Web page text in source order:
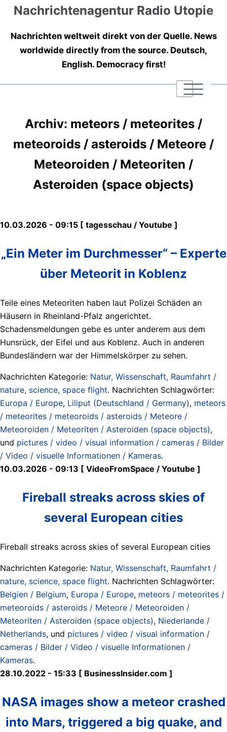
Nachrichtenagentur Radio Utopie
Nachrichten weltweit direkt von der Quelle. News
worldwide directly from the source. Deutsch,
English. Democracy first!
|
|
|
Archiv: meteors / meteorites /
meteoroids / asteroids / Meteore /
Meteoroiden / Meteoriten /
Asteroiden (space objects)
10.03.2026 - 09:15 [ tagesschau / Youtube ]
„Ein Meter im Durchmesser“ – Experte
über Meteorit in Koblenz
Teile eines Meteoriten haben laut Polizei Schäden an
Häusern in Rheinland-Pfalz angerichtet.
Schadensmeldungen gebe es unter anderem aus dem
Hunsrück, der Eifel und aus Koblenz. Auch in anderen
Bundesländern war der Himmelskörper zu sehen.
Nachrichten Kategorie: Natur, Wissenschaft, Raumfahrt /
nature, science, space flight. Nachrichten Schlagwörter:
Europa / Europe, Liliput (Deutschland / Germany), meteors
/ meteorites / meteoroids / asteroids / Meteore /
Meteoroiden / Meteoriten / Asteroiden (space objects),
und pictures / video / visual information / cameras / Bilder
/ Video / visuelle Informationen / Kameras.
10.03.2026 - 09:13 [ VideoFromSpace / Youtube ]
Fireball streaks across skies of
several European cities
Fireball streaks across skies of several European cities
Nachrichten Kategorie: Natur, Wissenschaft, Raumfahrt /
nature, science, space flight. Nachrichten Schlagwörter:
Belgien / Belgium, Europa / Europe, meteors / meteorites /
meteoroids / asteroids / Meteore / Meteoroiden /
Meteoriten / Asteroiden (space objects), Niederlande /
Netherlands, und pictures / video / visual information /
cameras / Bilder / Video / visuelle Informationen /
Kameras.
28.10.2022 - 15:33 [ BusinessInsider.com ]
NASA images show a meteor crashed
into Mars, triggered a big quake, and